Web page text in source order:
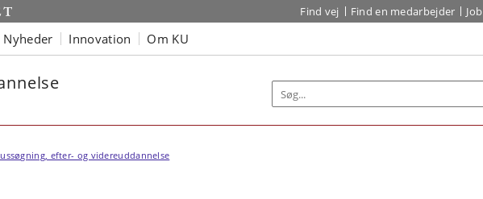
Find vej Find en medarbejder Job
Nyheder Innovation Om KU
efter- og videreuddannelse